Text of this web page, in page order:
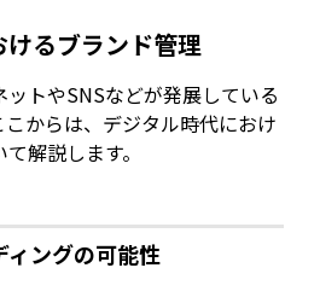
るブランド管理
トやSNSなどが発展している
からは、デジタル時代におけ
解説します。
ィングの可能性